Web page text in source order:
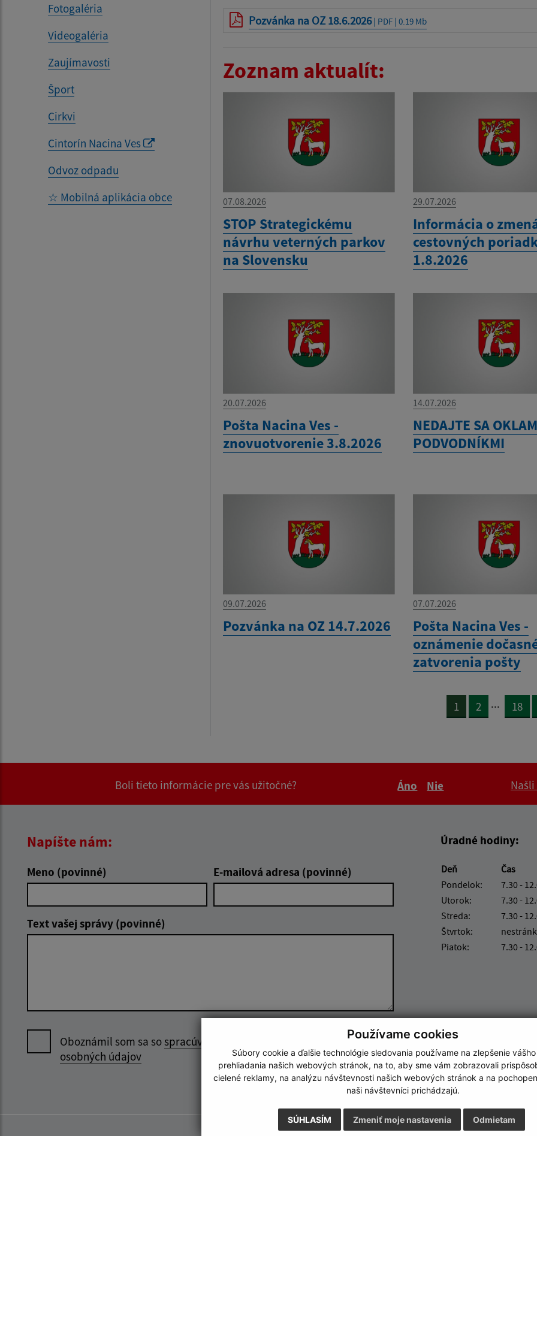
Používame cookies
Súbory cookie a ďalšie technológie sledovania používame na zlepšenie
prehliadania našich webových stránok, na to, aby sme vám zobrazovali
cielené reklamy, na analýzu návštevnosti našich webových stránok a na
naši návštevníci prichádzajú.
SÚHLASÍM Odmietam
Zmeniť moje nastavenia
Fotogaléria
Videogaléria
Zaujímavosti
Šport
Cirkvi
Cintorín Nacina Ves
Odvoz odpadu
☆ Mobilná aplikácia obce
Pozvánka na OZ 18.6.2026| PDF | 0.19 Mb
Zoznam aktualít:
07.08.2026
STOP Strategickému
návrhu veterných parkov
na Slovensku
29.07.2026
Informácia o
cestovných
1.8.2026
20.07.2026
Pošta Nacina Ves -
znovuotvorenie 3.8.2026
14.07.2026
NEDAJTE SA
PODVODNÍKMI
09.07.2026
Pozvánka na OZ 14.7.2026
07.07.2026
Pošta Nacina Ves -
oznámenie
zatvorenia pošty
1 2 ... 18
Boli tieto informácie pre vás užitočné?
Áno
Nie
Napíšte nám:
Meno (povinné) E-mailová adresa (povinné)
Text vašej správy (povinné)
Oboznámil som sa sospracúvaním
osobných údajov
Google reCaptcha Response
Odoslať správu
Úradné hodiny:
Deň
Čas
Pondelok:
7.30 -
Utorok:
7.30 -
Streda:
7.30 -
Štvrtok:
Piatok:
7.30 -